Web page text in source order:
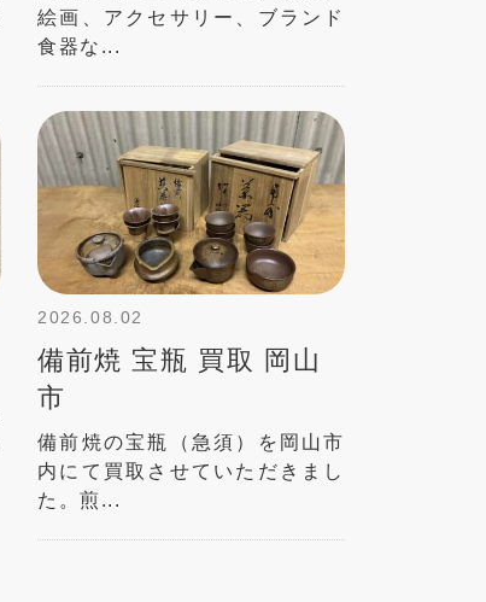
絵画、アクセサリー、ブランド
食器な...
2026.08.02
備前焼 宝瓶 買取 岡山
市
備前焼の宝瓶（急須）を岡山市
内にて買取させていただきまし
た。煎...